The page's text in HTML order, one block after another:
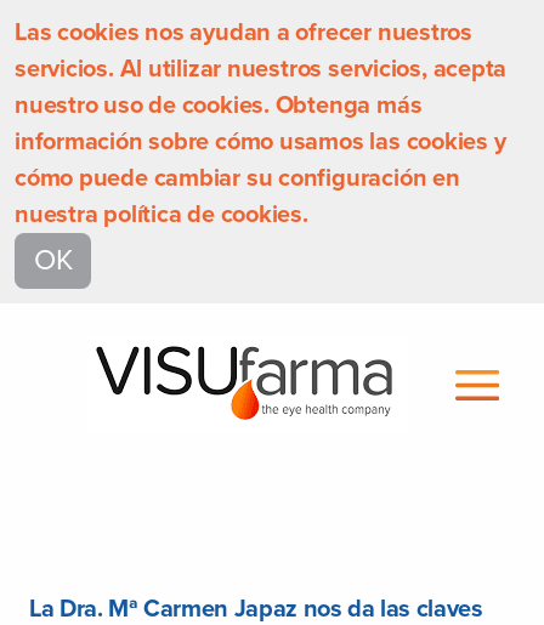
Las cookies nos ayudan a ofrecer nuestros
servicios. Al utilizar nuestros servicios, acepta
nuestro uso de cookies. Obtenga más
información sobre cómo usamos las cookies y
cómo puede cambiar su configuración en
nuestra política de cookies.
OK
La Dra. Mª Carmen Japaz nos da las claves